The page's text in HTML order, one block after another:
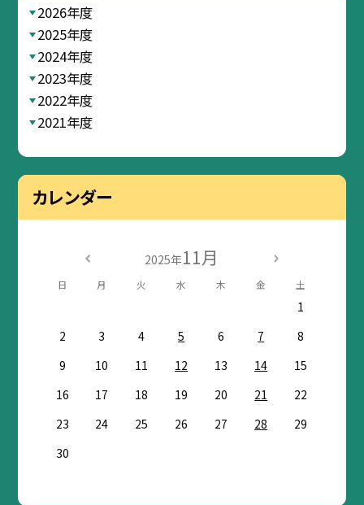
2026年度
2025年度
2024年度
2023年度
2022年度
2021年度
カレンダー
2025年11月
日 月 火 水 木 金 土
1
2
3 4 5 6 7
8
9
10 11 12 13 14
15
16
17 18 19 20 21
22
23
24 25 26 27 28
29
30